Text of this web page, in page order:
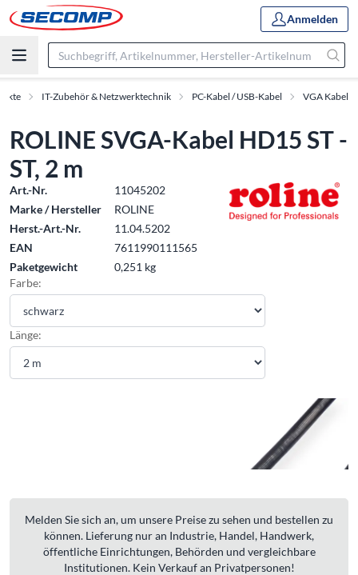
Anmelden
IT-Zubehör & Netzwerktechnik PC-Kabel / USB-Kabel VGA Kabel
ROLINE SVGA-Kabel HD15 ST -
ST, 2 m
Art.-Nr.
11045202
Marke / Hersteller
ROLINE
Herst.-Art.-Nr.
11.04.5202
EAN
7611990111565
Paketgewicht
0,251 kg
Farbe:
Länge:
Melden Sie sich an, um unsere Preise zu sehen und bestellen zu
können. Lieferung nur an Industrie, Handel, Handwerk,
öffentliche Einrichtungen, Behörden und vergleichbare
Institutionen. Kein Verkauf an Privatpersonen!